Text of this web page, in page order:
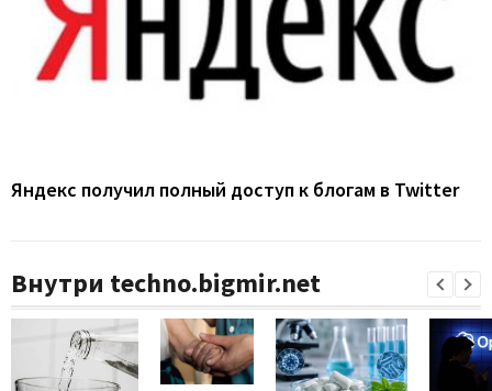
Яндекс получил полный доступ к блогам в Twitter
Внутри techno.bigmir.net